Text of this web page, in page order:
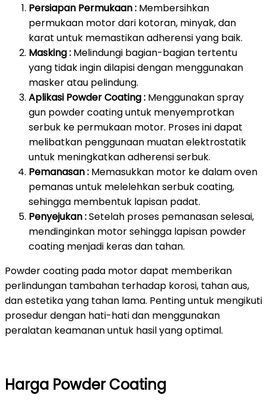
Persiapan Permukaan : Membersihkan
permukaan motor dari kotoran, minyak, dan
karat untuk memastikan adherensi yang baik.
Masking : Melindungi bagian-bagian tertentu
yang tidak ingin dilapisi dengan menggunakan
masker atau pelindung.
Aplikasi Powder Coating : Menggunakan spray
gun powder coating untuk menyemprotkan
serbuk ke permukaan motor. Proses ini dapat
melibatkan penggunaan muatan elektrostatik
untuk meningkatkan adherensi serbuk.
Pemanasan : Memasukkan motor ke dalam oven
pemanas untuk melelehkan serbuk coating,
sehingga membentuk lapisan padat.
Penyejukan :Setelah proses pemanasan selesai,
mendinginkan motor sehingga lapisan powder
coating menjadi keras dan tahan.
Powder coating pada motor dapat memberikan
perlindungan tambahan terhadap korosi, tahan aus,
dan estetika yang tahan lama. Penting untuk mengikuti
prosedur dengan hati-hati dan menggunakan
peralatan keamanan untuk hasil yang optimal.
Harga Powder Coating